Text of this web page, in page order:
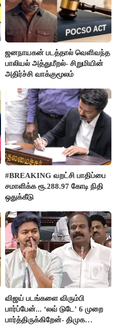
ஜனநாயகன் படத்தால் வெளிவந்த
பாலியல் அத்துமீறல்- சிறுமியின்
அதிர்ச்சி வாக்குமூலம்
#BREAKING வறட்சி பாதிப்பை
சமாளிக்க ரூ.288.97 கோடி நிதி
ஒதுக்கீடு
விஜய் படங்களை விரும்பி
பார்ப்பேன்... ‘லவ் டுடே’ 6 முறை
பார்த்திருக்கிறேன்- திமுக